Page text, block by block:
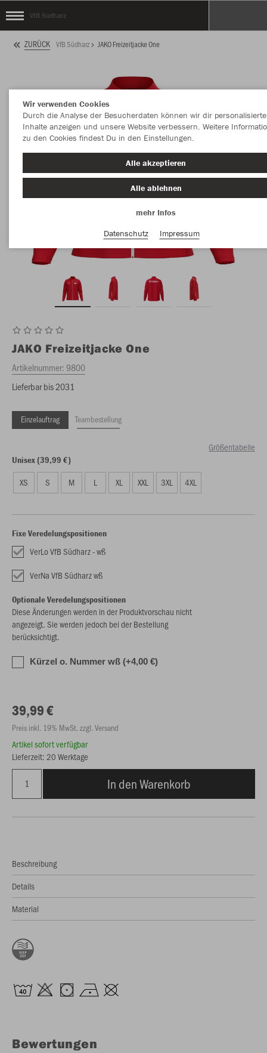
VfB Südharz
ZURÜCK VfB Südharz JAKO Freizeitjacke One
JAKO Freizeitjacke One
Artikelnummer:9800
Lieferbar bis 2031
Einzelauftrag Teambestellung
Größentabelle
Unisex (39,99 €)
XS S M L XL XXL 3XL 4XL
Fixe Veredelungspositionen
VerLo VfB Südharz - wß
VerNa VfB Südharz wß
Optionale Veredelungspositionen
Diese Änderungen werden in der Produktvorschau nicht
angezeigt. Sie werden jedoch bei der Bestellung
berücksichtigt.
Kürzel o. Nummer wß (+4,00 €)
39,99 €
Preis inkl. 19% MwSt. zzgl. Versand
Artikel sofort verfügbar
Lieferzeit: 20 Werktage
In den Warenkorb
Beschreibung
Details
Material
Bewertungen
Wir verwenden Cookies
Durch die Analyse der Besucherdaten können wir dir personalisierte
Inhalte anzeigen und unsere Website verbessern. Weitere
zu den Cookies findest Du in den Einstellungen.
Alle akzeptieren
Alle ablehnen
mehr Infos
Datenschutz
Impressum